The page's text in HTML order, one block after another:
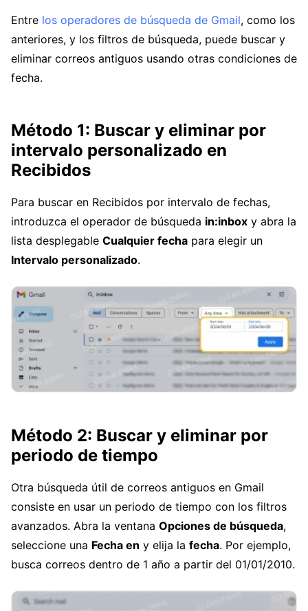
Entre los operadores de búsqueda de Gmail, como los
anteriores, y los filtros de búsqueda, puede buscar y
eliminar correos antiguos usando otras condiciones de
fecha.
Método 1: Buscar y eliminar por
intervalo personalizado en
Recibidos
Para buscar en Recibidos por intervalo de fechas,
introduzca el operador de búsqueda in:inbox y abra la
lista desplegable Cualquier fecha para elegir un
Intervalo personalizado.
Método 2: Buscar y eliminar por
periodo de tiempo
Otra búsqueda útil de correos antiguos en Gmail
consiste en usar un periodo de tiempo con los filtros
avanzados. Abra la ventana Opciones de búsqueda,
seleccione una Fecha en y elija la fecha. Por ejemplo,
busca correos dentro de 1 año a partir del 01/01/2010.